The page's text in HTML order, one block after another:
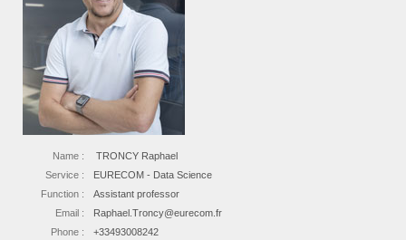
Name :
TRONCY Raphael
Service :
EURECOM - Data Science
Function :
Assistant professor
Email :
Raphael.Troncy@eurecom.fr
Phone :
+33493008242